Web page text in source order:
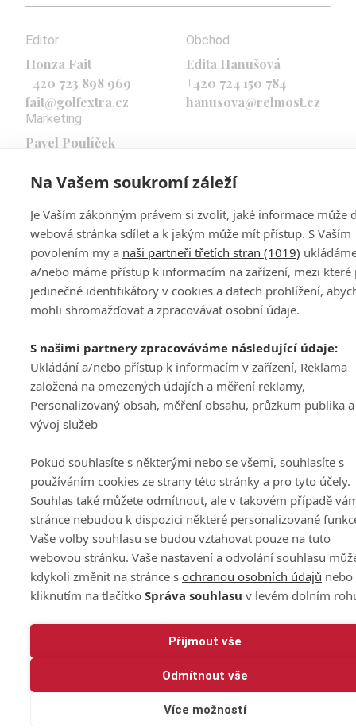
Na Vašem soukromí záleží
Je Vaším zákonným právem si zvolit, jaké informace může
webová stránka sdílet a k jakým může mít přístup. S Vaším
povolením my a naši partneři třetích stran (1019)
a/nebo máme přístup k informacím na zařízení, mezi které
jedinečné identifikátory v cookies a datech prohlížení,
mohli shromažďovat a zpracovávat osobní údaje.
S našimi partnery zpracováváme následující údaje:
Ukládání a/nebo přístup k informacím v zařízení, Reklama
založená na omezených údajích a měření reklamy,
Personalizovaný obsah, měření obsahu, průzkum publika a
vývoj služeb
Pokud souhlasíte s některými nebo se všemi, souhlasíte s
používáním cookies ze strany této stránky a pro tyto účely.
Souhlas také můžete odmítnout, ale v takovém případě
stránce nebudou k dispozici některé personalizované
Vaše volby souhlasu se budou vztahovat pouze na tuto
webovou stránku. Vaše nastavení a odvolání souhlasu
kdykoli změnit na stránce s ochranou osobních údajů nebo
kliknutím na tlačítko Správa souhlasu v levém dolním
Přijmout vše
Odmítnout vše
Více možností
Editor
Honza Fait
+420 723 898 969
fait@golfextra.cz
Obchod
Edita Hanušová
+420 724 150 784
hanusova@relmost.cz
Marketing
Pavel Poulíček
poulicek@relmost.cz